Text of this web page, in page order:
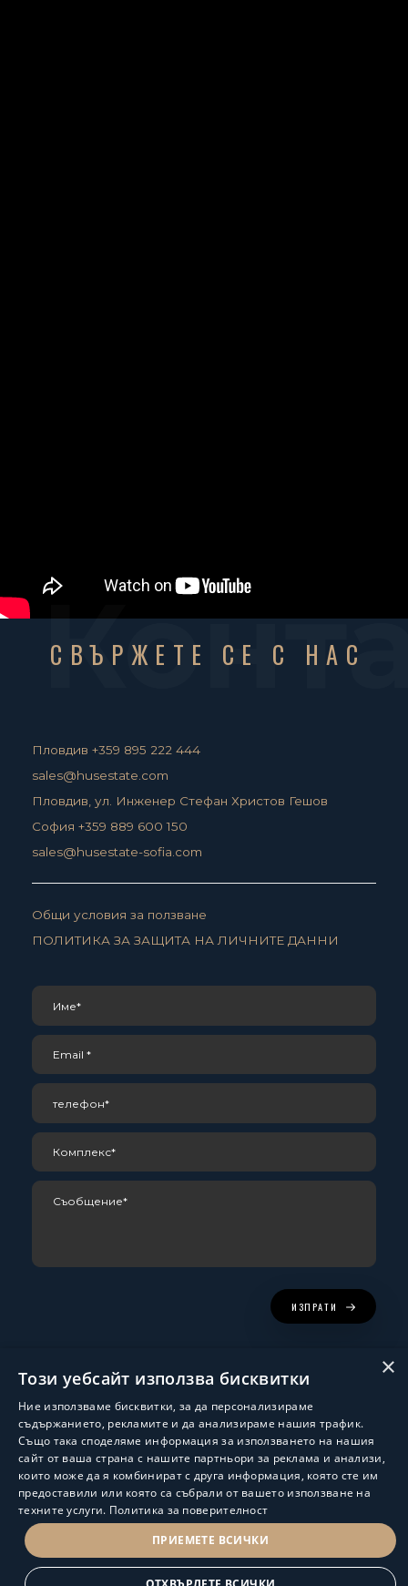
СВЪРЖЕТЕ СЕ С НАС
Пловдив +359 895 222 444
sales@husestate.com
Пловдив, ул. Инженер Стефан Христов Гешов
София +359 889 600 150
sales@husestate-sofia.com
Общи условия за ползване
ПОЛИТИКА ЗА ЗАЩИТА НА ЛИЧНИТЕ ДАННИ
ИЗПРАТИ
Изработка и поддръжка:ShalomDev.com
© Hus Estate 2022. All Rights Reserved. Общи условия за ползване
×
Този уебсайт използва бисквитки
Ние използваме бисквитки, за да персонализираме
съдържанието, рекламите и да анализираме нашия трафик.
Също така споделяме информация за използването на нашия
сайт от ваша страна с нашите партньори за реклама и анализи,
които може да я комбинират с друга информация, която сте им
предоставили или която са събрали от вашето използване на
техните услуги. Политика за поверителност
ПРИЕМЕТЕ ВСИЧКИ